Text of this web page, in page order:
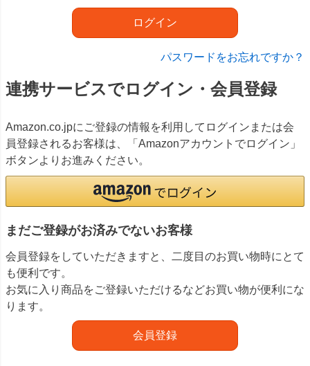
)
ログイン
パスワードをお忘れですか？
連携サービスでログイン・会員登録
Amazon.co.jpにご登録の情報を利用してログインまたは会
員登録されるお客様は、「Amazonアカウントでログイン」
ボタンよりお進みください。
まだご登録がお済みでないお客様
会員登録をしていただきますと、二度目のお買い物時にとて
も便利です。
お気に入り商品をご登録いただけるなどお買い物が便利にな
ります。
会員登録